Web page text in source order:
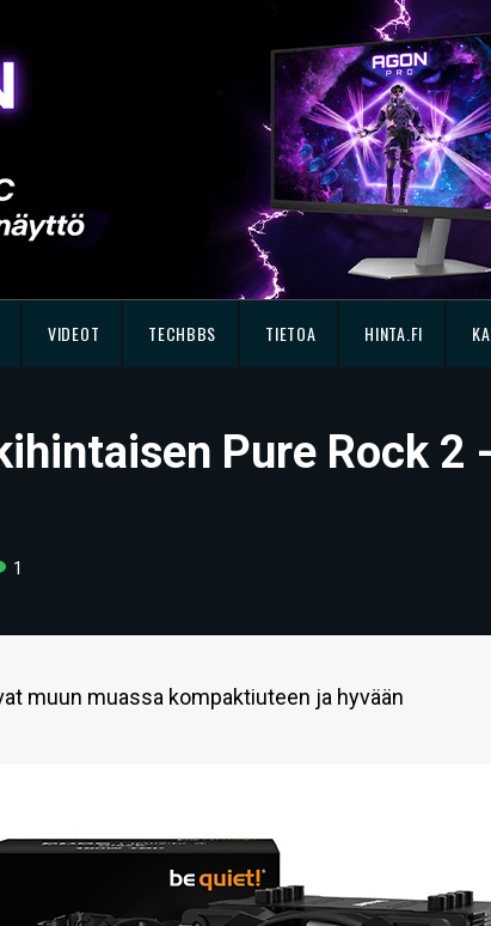
VIDEOT TECHBBS TIETOA HINTA.FI
Pure Rock
1
muun muassa kompaktiuteen ja hyvään